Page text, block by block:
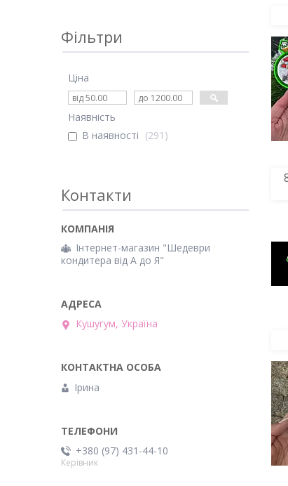
Фільтри
Ціна
Наявність
В наявності
291
Контакти
Інтернет-магазин "Шедеври
кондитера від А до Я"
Кушугум, Україна
Ірина
+380 (97) 431-44-10
Керівник